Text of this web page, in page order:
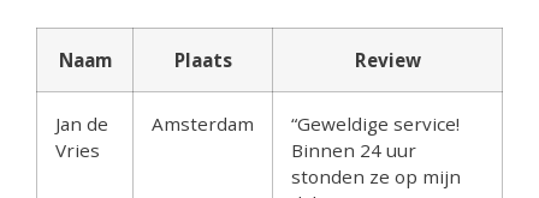
Naam Plaats Review
Jan de
Vries
Amsterdam
“Geweldige service!
Binnen 24 uur
stonden ze op mijn